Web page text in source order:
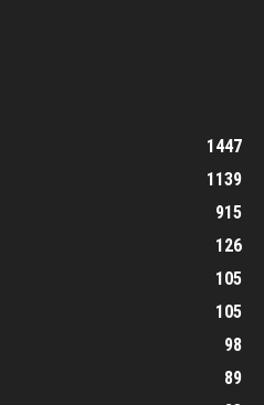
1447
1139
915
126
105
105
98
89